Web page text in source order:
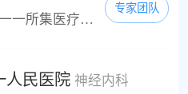
都昌县人民医院是该县唯一一所集医疗、教学、科研、预防、保健为一体的综合性二级甲等医院，是九江学院第一所县区附属医院。都昌县医疗急救中心、都昌县产科急救中心、全国高血压防治微机网络都昌县工作中心设在该院。医院本部占地面积42亩，建筑面积48232。43平方米，医疗业务用房43682。67平方米（含新建综合大楼及肿瘤大楼）。为提升医院整体综合实力，改善就医环境，2012年开始建设西区分院，分院总占地98亩，建筑面积约3。2万平方米，...
专家团队
人民医院 神经内科